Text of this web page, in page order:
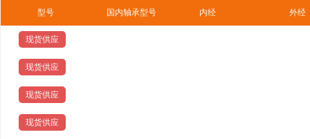
型号 国内轴承型号 内经 外经
现货供应
现货供应
现货供应
现货供应